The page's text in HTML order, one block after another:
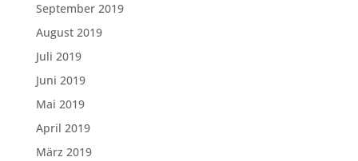
September 2019
August 2019
Juli 2019
Juni 2019
Mai 2019
April 2019
März 2019